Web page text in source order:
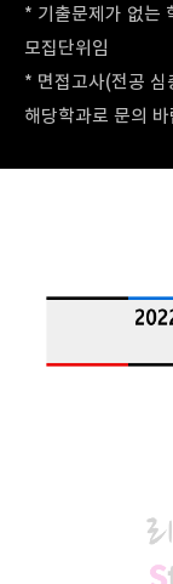
* 기출문제가 없는
모집단위임
* 면접고사(전공 심
해당학과로 문의 바